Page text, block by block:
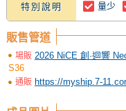
特別說明 量少
販售管道
場販 2026 NiCE 創·迴響
S36
通販 https://myship.7-